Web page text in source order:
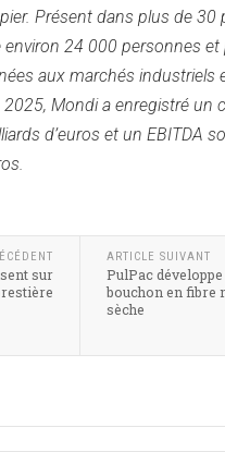
Présent dans plus de 30
environ 24 000 personnes
aux marchés industriels
Mondi a enregistré un
d’euros et un EBITDA
sur
ARTICLE SUIVANT
PulPac développe
bouchon en fibre
sèche